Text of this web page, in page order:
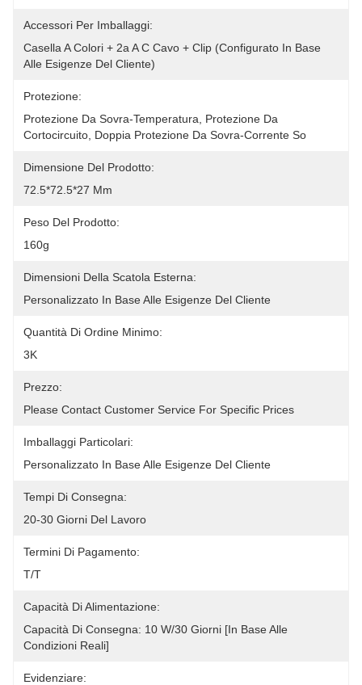
Accessori Per Imballaggi:
Casella A Colori + 2a A C Cavo + Clip (configurato In Base
Alle Esigenze Del Cliente)
Protezione:
Protezione Da Sovra-Temperatura, Protezione Da
Cortocircuito, Doppia Protezione Da Sovra-Corrente So
Dimensione Del Prodotto:
72.5*72.5*27 Mm
Peso Del Prodotto:
160g
Dimensioni Della Scatola Esterna:
Personalizzato In Base Alle Esigenze Del Cliente
Quantità Di Ordine Minimo:
3K
Prezzo:
Please Contact Customer Service For Specific Prices
Imballaggi Particolari:
Personalizzato In Base Alle Esigenze Del Cliente
Tempi Di Consegna:
20-30 Giorni Del Lavoro
Termini Di Pagamento:
T/T
Capacità Di Alimentazione:
Capacità Di Consegna: 10 W/30 Giorni [in Base Alle
Condizioni Reali]
Evidenziare: